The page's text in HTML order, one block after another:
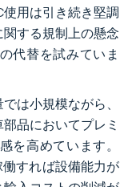
用は引き続き堅調
する規制上の懸念
代替を試みていま
は小規模ながら、
品においてプレミ
を高めています。
働すれば設備能力が